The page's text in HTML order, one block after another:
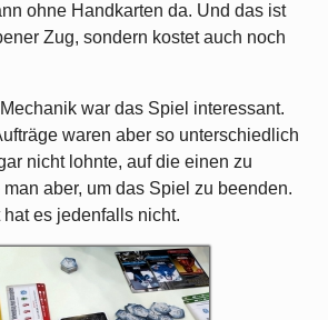
ohne Handkarten da. Und das ist
Zug, sondern kostet auch noch
war das Spiel interessant.
waren aber so unterschiedlich
nicht lohnte, auf die einen zu
aber, um das Spiel zu beenden.
es jedenfalls nicht.